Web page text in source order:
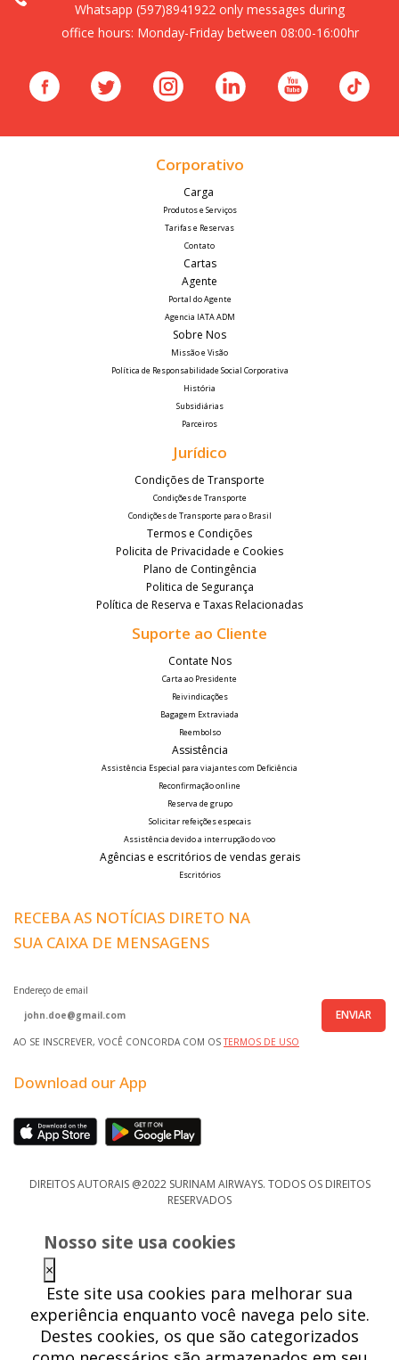
Whatsapp (597)8941922 only messages during
office hours: Monday-Friday between 08:00-16:00hr
Corporativo
Carga
Produtos e Serviços
Tarifas e Reservas
Contato
Cartas
Agente
Portal do Agente
Agencia IATA ADM
Sobre Nos
Missão e Visão
Política de Responsabilidade Social Corporativa
História
Subsidiárias
Parceiros
Jurídico
Condições de Transporte
Condições de Transporte
Condições de Transporte para o Brasil
Termos e Condições
Policita de Privacidade e Cookies
Plano de Contingência
Politica de Segurança
Política de Reserva e Taxas Relacionadas
Suporte ao Cliente
Contate Nos
Carta ao Presidente
Reivindicações
Bagagem Extraviada
Reembolso
Assistência
Assistência Especial para viajantes com Deficiência
Reconfirmação online
Reserva de grupo
Solicitar refeições especais
Assistência devido a interrupção do voo
Agências e escritórios de vendas gerais
Escritórios
RECEBA AS NOTÍCIAS DIRETO NA
SUA CAIXA DE MENSAGENS
Endereço de email
ENVIAR
AO SE INSCREVER, VOCÊ CONCORDA COM OSTERMOS DE USO
Download our App
DIREITOS AUTORAIS @2022 SURINAM AIRWAYS. TODOS OS DIREITOS
RESERVADOS
Nosso site usa cookies
×
Este site usa cookies para melhorar sua
experiência enquanto você navega pelo site.
Destes cookies, os que são categorizados